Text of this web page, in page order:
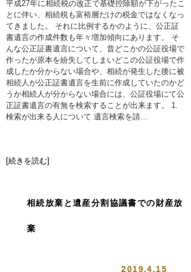
平成27年に相続税の改正で基礎控除額が下がったこ
とに伴い、相続税も富裕層だけの税金ではなくなっ
てきました。 それに比例するかのように、公正証
書遺言の作成件数も年々増加傾向にあります。 そ
んな公正証書遺言について、昔どこかの公証役場で
作ったが原本を紛失してしまいどこの公証役場で作
成したか分からない場合や、相続が発生した後に被
相続人が公正証書遺言を生前に作成していたのかど
うか相続人が分からない場合には、公証役場にて公
正証書遺言の有無を検索することが出来ます。 1.
検索が出来る人について 遺言検索を請…
[続きを読む]
相続放棄と遺産分割協議書での財産放
棄
2019.4.15